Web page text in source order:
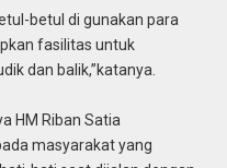
betul di gunakan para
fasilitas untuk
dan balik,”katanya.
HM Riban Satia
masyarakat yang